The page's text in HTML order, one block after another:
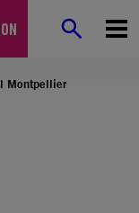
Montpellier